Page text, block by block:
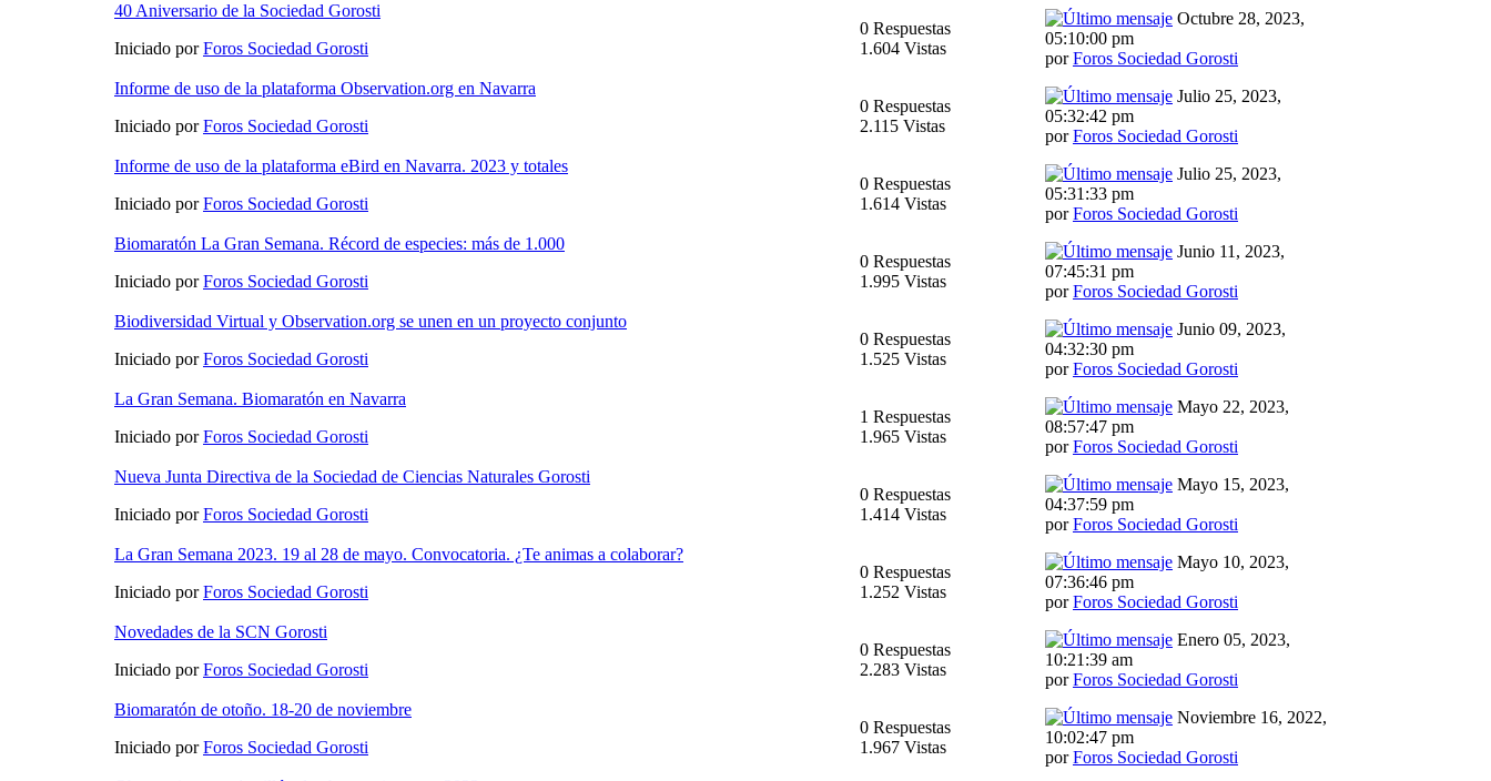
40 Aniversario de la Sociedad Gorosti
Iniciado porForos Sociedad Gorosti
0 Respuestas
1.604 Vistas
Octubre 28, 2023,
05:10:00 pm
porForos Sociedad Gorosti
Informe de uso de la plataforma Observation.org en Navarra
Iniciado porForos Sociedad Gorosti
0 Respuestas
2.115 Vistas
Julio 25, 2023,
05:32:42 pm
porForos Sociedad Gorosti
Informe de uso de la plataforma eBird en Navarra. 2023 y totales
Iniciado porForos Sociedad Gorosti
0 Respuestas
1.614 Vistas
Julio 25, 2023,
05:31:33 pm
porForos Sociedad Gorosti
Biomaratón La Gran Semana. Récord de especies: más de 1.000
Iniciado porForos Sociedad Gorosti
0 Respuestas
1.995 Vistas
Junio 11, 2023,
07:45:31 pm
porForos Sociedad Gorosti
Biodiversidad Virtual y Observation.org se unen en un proyecto conjunto
Iniciado porForos Sociedad Gorosti
0 Respuestas
1.525 Vistas
Junio 09, 2023,
04:32:30 pm
porForos Sociedad Gorosti
La Gran Semana. Biomaratón en Navarra
Iniciado porForos Sociedad Gorosti
1 Respuestas
1.965 Vistas
Mayo 22, 2023,
08:57:47 pm
porForos Sociedad Gorosti
Nueva Junta Directiva de la Sociedad de Ciencias Naturales Gorosti
Iniciado porForos Sociedad Gorosti
0 Respuestas
1.414 Vistas
Mayo 15, 2023,
04:37:59 pm
porForos Sociedad Gorosti
La Gran Semana 2023. 19 al 28 de mayo. Convocatoria. ¿Te animas a colaborar?
Iniciado porForos Sociedad Gorosti
0 Respuestas
1.252 Vistas
Mayo 10, 2023,
07:36:46 pm
porForos Sociedad Gorosti
Novedades de la SCN Gorosti
Iniciado porForos Sociedad Gorosti
0 Respuestas
2.283 Vistas
Enero 05, 2023,
10:21:39 am
porForos Sociedad Gorosti
Biomaratón de otoño. 18-20 de noviembre
Iniciado porForos Sociedad Gorosti
0 Respuestas
1.967 Vistas
Noviembre 16, 2022,
10:02:47 pm
porForos Sociedad Gorosti